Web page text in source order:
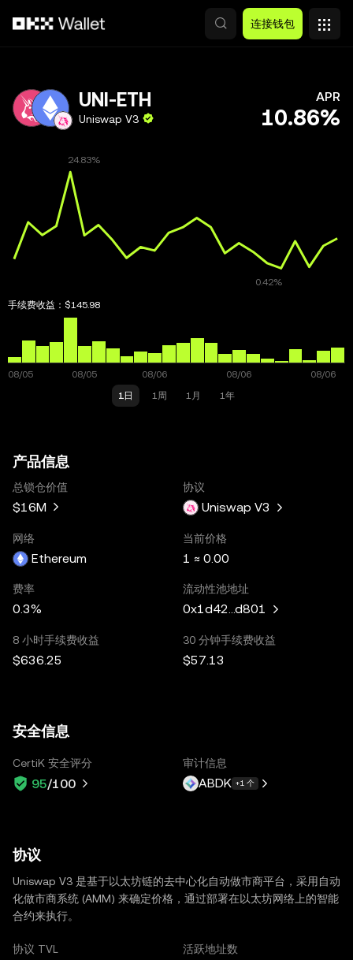
连接钱包
UNI-ETH
Uniswap V3
APR
10.86%
手续费收益： $145.98
1日 1周 1月 1年
产品信息
总锁仓价值
$16M
协议
Uniswap V3
网络
Ethereum
当前价格
1 ≈ 0.00
费率
0.3%
流动性池地址
0x1d42...d801
8 小时手续费收益
$636.25
30 分钟手续费收益
$57.13
安全信息
CertiK 安全评分
95/100
审计信息
ABDK +1 个
协议
Uniswap V3 是基于以太坊链的去中心化自动做市商平台，采用自动
化做市商系统 (AMM) 来确定价格，通过部署在以太坊网络上的智能
合约来执行。
协议 TVL 活跃地址数